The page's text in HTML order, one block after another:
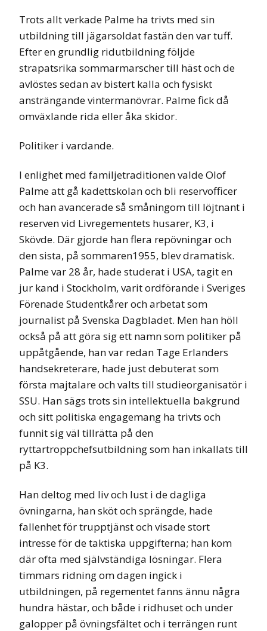
Trots allt verkade Palme ha trivts med sin
utbildning till jägarsoldat fastän den var tuff.
Efter en grundlig ridutbildning följde
strapatsrika sommarmarscher till häst och de
avlöstes sedan av bistert kalla och fysiskt
ansträngande vintermanövrar. Palme fick då
omväxlande rida eller åka skidor.
Politiker i vardande.
I enlighet med familjetraditionen valde Olof
Palme att gå kadettskolan och bli reservofficer
och han avancerade så småningom till löjtnant i
reserven vid Livregementets husarer, K3, i
Skövde. Där gjorde han flera repövningar och
den sista, på sommaren1955, blev dramatisk.
Palme var 28 år, hade studerat i USA, tagit en
jur kand i Stockholm, varit ordförande i Sveriges
Förenade Studentkårer och arbetat som
journalist på Svenska Dagbladet. Men han höll
också på att göra sig ett namn som politiker på
uppåtgående, han var redan Tage Erlanders
handsekreterare, hade just debuterat som
första majtalare och valts till studieorganisatör i
SSU. Han sägs trots sin intellektuella bakgrund
och sitt politiska engagemang ha trivts och
funnit sig väl tillrätta på den
ryttartroppchefsutbildning som han inkallats till
på K3.
Han deltog med liv och lust i de dagliga
övningarna, han sköt och sprängde, hade
fallenhet för trupptjänst och visade stort
intresse för de taktiska uppgifterna; han kom
där ofta med självständiga lösningar. Flera
timmars ridning om dagen ingick i
utbildningen, på regementet fanns ännu några
hundra hästar, och både i ridhuset och under
galopper på övningsfältet och i terrängen runt